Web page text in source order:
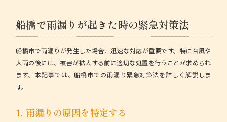
船橋で雨漏りが起きた時の緊急対策法
船橋市で雨漏りが発生した場合、迅速な対応が重要です。特に台風や
大雨の後には、被害が拡大する前に適切な処置を行うことが求められ
ます。本記事では、船橋市での雨漏り緊急対策法を詳しく解説しま
す。
1. 雨漏りの原因を特定する